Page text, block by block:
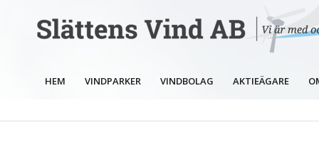
HEM VINDPARKER VINDBOLAG AKTIEÄGARE